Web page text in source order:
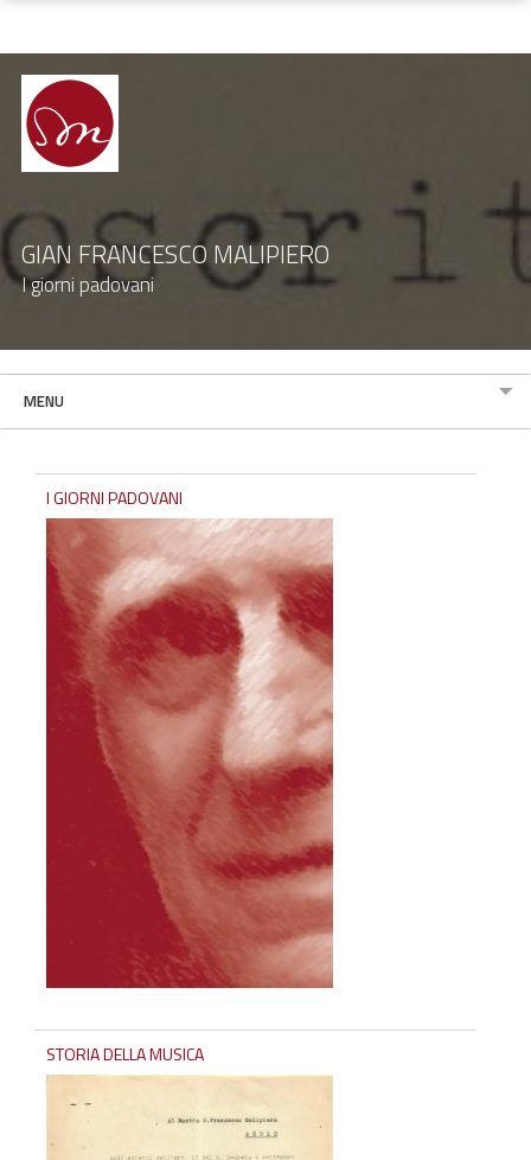
GIAN FRANCESCO MALIPIERO
I giorni padovani
MENU
I GIORNI PADOVANI
STORIA DELLA MUSICA